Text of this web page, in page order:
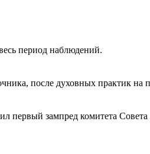
период наблюдений.
после духовных практик на
первый зампред комитета